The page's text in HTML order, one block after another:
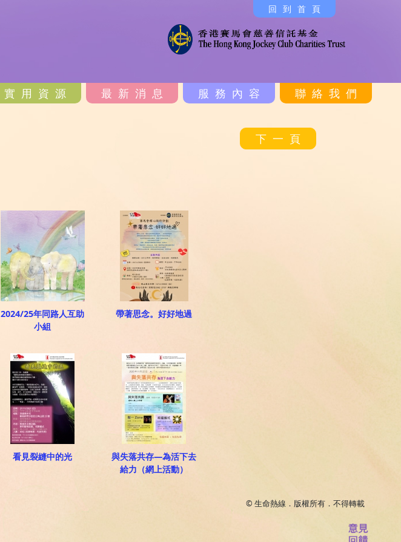
回到首頁
實用資源 最新消息 服務內容 聯絡我們
2024/25年同路人互助
小組
帶著思念。好好地過
看見裂縫中的光
與失落共存—為活下去
給力（網上活動）
下一頁
© 生命熱線．版權所有．不得轉載